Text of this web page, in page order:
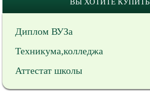
ВЫ ХОТИТЕ КУПИТЬ
Диплом ВУЗа
Техникума,колледжа
Аттестат школы